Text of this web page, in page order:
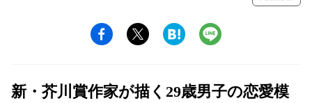
新・芥川賞作家が描く29歳男子の恋愛模